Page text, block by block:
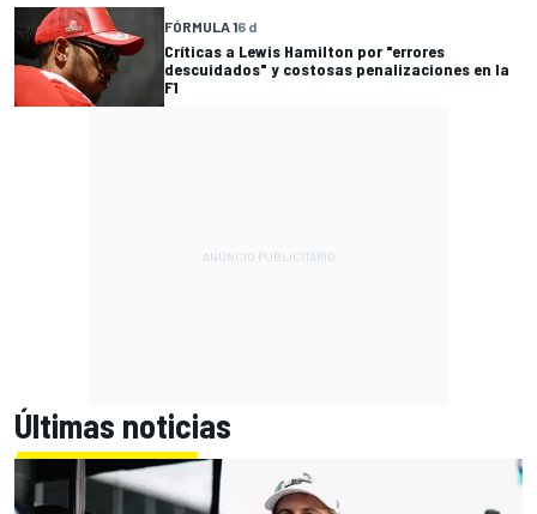
FÓRMULA 16 d
Críticas a Lewis Hamilton por "errores
descuidados" y costosas penalizaciones en la
F1
Últimas noticias